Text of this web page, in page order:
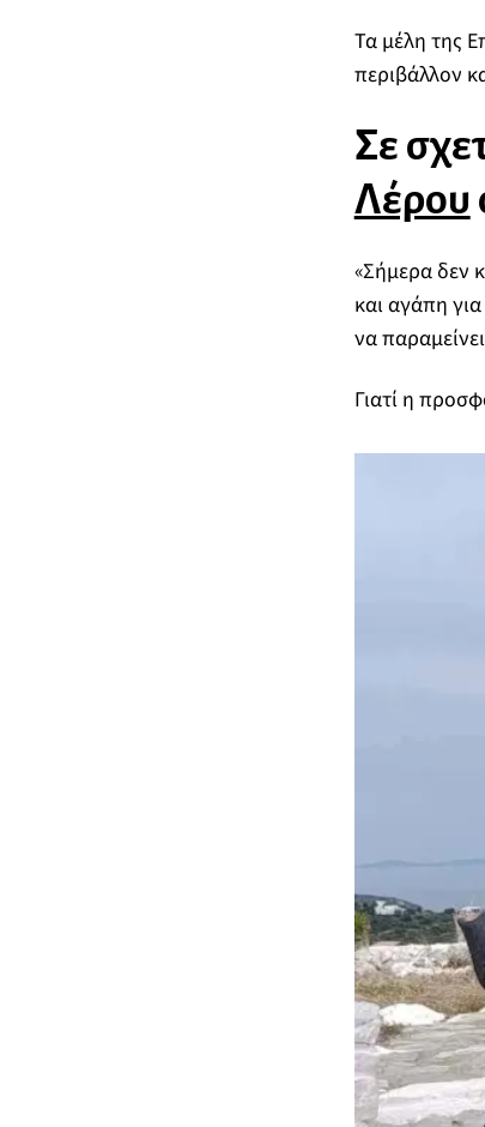
Τα μέλη της
περιβάλλον
Σε
Λέρου
«Σήμερα δεν
και αγάπη
να
Γιατί η